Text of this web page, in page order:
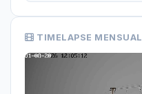
TIMELAPSE MENSUAL